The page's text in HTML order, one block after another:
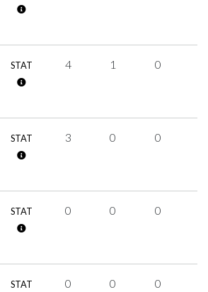
STAT 4 1 0
STAT 3 0 0
STAT 0 0 0
STAT 0 0 0